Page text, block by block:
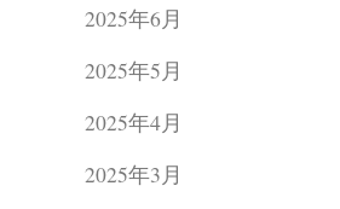
2025年6月
2025年5月
2025年4月
2025年3月